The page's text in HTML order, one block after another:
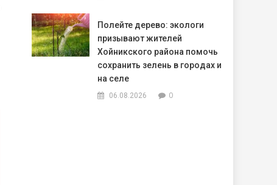
Полейте дерево: экологи
призывают жителей
Хойникского района помочь
сохранить зелень в городах и
на селе
06.08.2026 0